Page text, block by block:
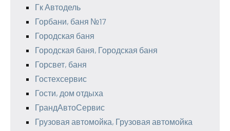
Гк Автодель
Горбани, баня №17
Городская баня
Городская баня, Городская баня
Горсвет, баня
Гостехсервис
Гости, дом отдыха
ГрандАвтоСервис
Грузовая автомойка, Грузовая автомойка